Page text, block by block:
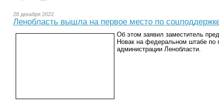
28 декабря 2022
Ленобласть вышла на первое место по
Об этом заявил заместитель
Новак на федеральном штабе по
администрации Ленобласти.